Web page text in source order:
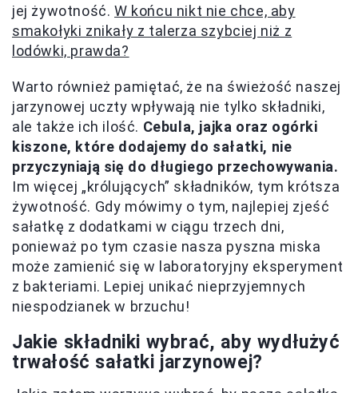
jej żywotność. W końcu nikt nie chce, aby
smakołyki znikały z talerza szybciej niż z
lodówki, prawda?
Warto również pamiętać, że na świeżość naszej
jarzynowej uczty wpływają nie tylko składniki,
ale także ich ilość. Cebula, jajka oraz ogórki
kiszone, które dodajemy do sałatki, nie
przyczyniają się do długiego przechowywania.
Im więcej „królujących” składników, tym krótsza
żywotność. Gdy mówimy o tym, najlepiej zjeść
sałatkę z dodatkami w ciągu trzech dni,
ponieważ po tym czasie nasza pyszna miska
może zamienić się w laboratoryjny eksperyment
z bakteriami. Lepiej unikać nieprzyjemnych
niespodzianek w brzuchu!
Jakie składniki wybrać, aby wydłużyć
trwałość sałatki jarzynowej?